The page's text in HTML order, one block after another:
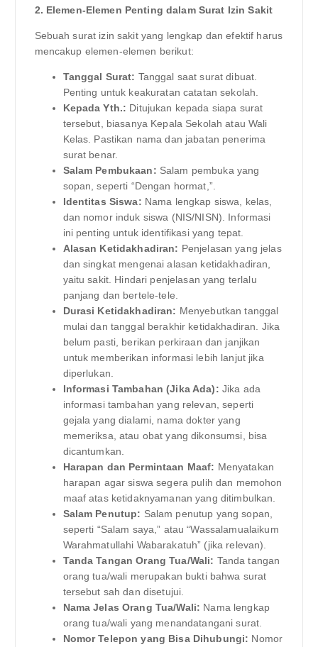
2. Elemen-Elemen Penting dalam Surat Izin Sakit
Sebuah surat izin sakit yang lengkap dan efektif harus
mencakup elemen-elemen berikut:
Tanggal Surat: Tanggal saat surat dibuat.
Penting untuk keakuratan catatan sekolah.
Kepada Yth.: Ditujukan kepada siapa surat
tersebut, biasanya Kepala Sekolah atau Wali
Kelas. Pastikan nama dan jabatan penerima
surat benar.
Salam Pembukaan: Salam pembuka yang
sopan, seperti “Dengan hormat,”.
Identitas Siswa: Nama lengkap siswa, kelas,
dan nomor induk siswa (NIS/NISN). Informasi
ini penting untuk identifikasi yang tepat.
Alasan Ketidakhadiran: Penjelasan yang jelas
dan singkat mengenai alasan ketidakhadiran,
yaitu sakit. Hindari penjelasan yang terlalu
panjang dan bertele-tele.
Durasi Ketidakhadiran: Menyebutkan tanggal
mulai dan tanggal berakhir ketidakhadiran. Jika
belum pasti, berikan perkiraan dan janjikan
untuk memberikan informasi lebih lanjut jika
diperlukan.
Informasi Tambahan (Jika Ada): Jika ada
informasi tambahan yang relevan, seperti
gejala yang dialami, nama dokter yang
memeriksa, atau obat yang dikonsumsi, bisa
dicantumkan.
Harapan dan Permintaan Maaf: Menyatakan
harapan agar siswa segera pulih dan memohon
maaf atas ketidaknyamanan yang ditimbulkan.
Salam Penutup: Salam penutup yang sopan,
seperti “Salam saya,” atau “Wassalamualaikum
Warahmatullahi Wabarakatuh” (jika relevan).
Tanda Tangan Orang Tua/Wali: Tanda tangan
orang tua/wali merupakan bukti bahwa surat
tersebut sah dan disetujui.
Nama Jelas Orang Tua/Wali: Nama lengkap
orang tua/wali yang menandatangani surat.
Nomor Telepon yang Bisa Dihubungi: Nomor